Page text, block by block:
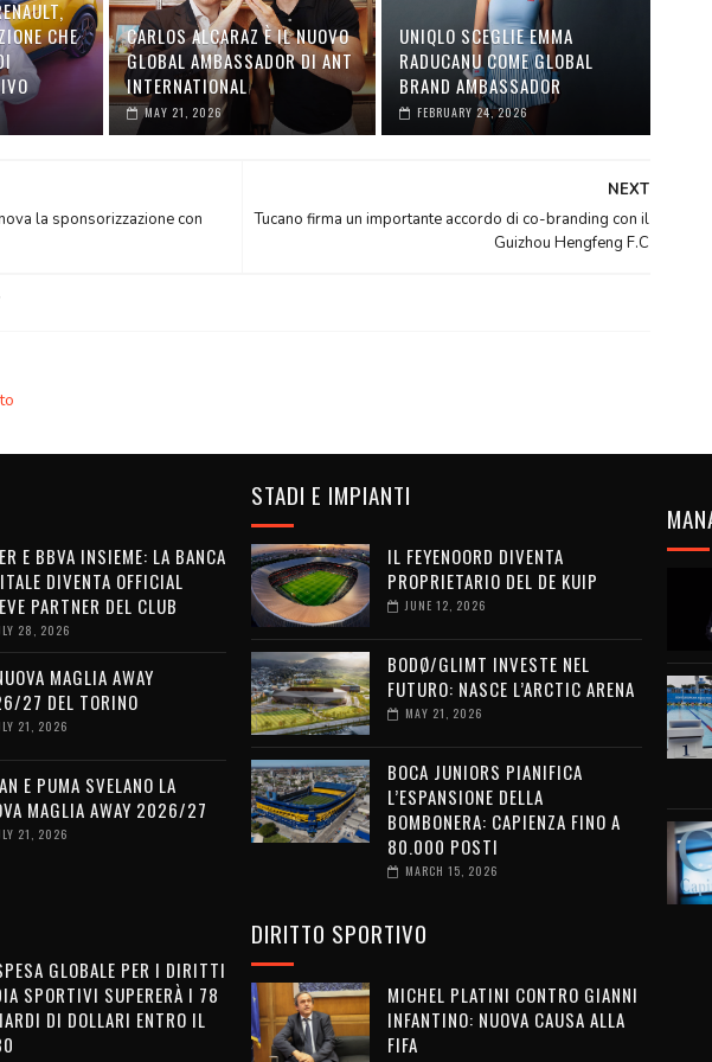
CHE
CARLOS ALCARAZ È IL NUOVO
GLOBAL AMBASSADOR DI ANT
INTERNATIONAL
MAY 21, 2026
UNIQLO SCEGLIE EMMA
RADUCANU COME GLOBAL
BRAND AMBASSADOR
FEBRUARY 24, 2026
NEXT
Tucano firma un importante accordo di co-branding con il
Guizhou Hengfeng F.C
la sponsorizzazione con
E BBVA INSIEME: LA BANCA
DIVENTA OFFICIAL
PARTNER DEL CLUB
28, 2026
MAGLIA AWAY
27 DEL TORINO
21, 2026
E PUMA SVELANO LA
MAGLIA AWAY 2026/27
21, 2026
GLOBALE PER I DIRITTI
SPORTIVI SUPERERÀ I 78
DI DOLLARI ENTRO IL
STADI E IMPIANTI
IL FEYENOORD DIVENTA
PROPRIETARIO DEL DE KUIP
JUNE 12, 2026
BODØ/GLIMT INVESTE NEL
FUTURO: NASCE L’ARCTIC ARENA
MAY 21, 2026
BOCA JUNIORS PIANIFICA
L’ESPANSIONE DELLA
BOMBONERA: CAPIENZA FINO A
80.000 POSTI
MARCH 15, 2026
DIRITTO SPORTIVO
MICHEL PLATINI CONTRO GIANNI
INFANTINO: NUOVA CAUSA ALLA
FIFA